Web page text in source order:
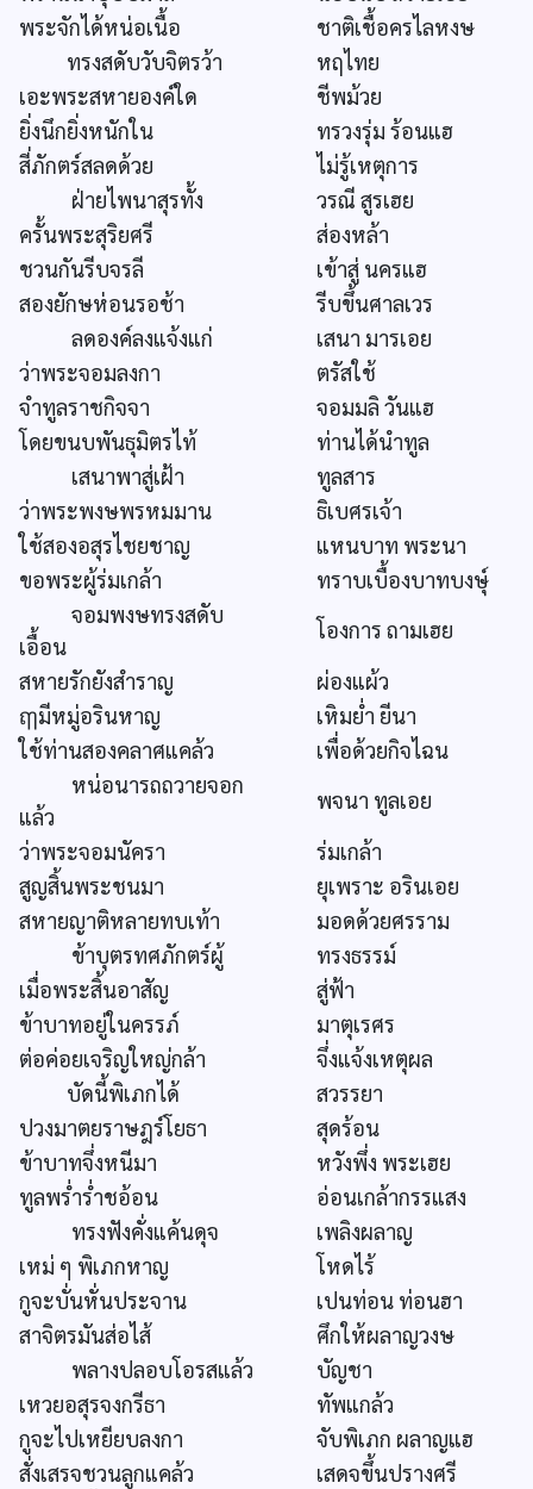
พระจักได้หน่อเนื้อ
ชาติเชื้อครไลหงษ
ทรงสดับวับจิตรว้า
หฤไทย
เอะพระสหายองค์ใด
ชีพม้วย
ยิ่งนึกยิ่งหนักใน
ทรวงรุ่ม ร้อนแฮ
สี่ภักตร์สลดด้วย
ไม่รู้เหตุการ
ฝ่ายไพนาสุรทั้ง
วรณี สูรเฮย
ครั้นพระสุริยศรี
ส่องหล้า
ชวนกันรีบจรลี
เข้าสู่ นครแฮ
สองยักษห่อนรอช้า
รีบขึ้นศาลเวร
ลดองค์ลงแจ้งแก่
เสนา มารเอย
ว่าพระจอมลงกา
ตรัสใช้
จำทูลราชกิจจา
จอมมลิ วันแฮ
โดยขนบพันธุมิตรไท้
ท่านได้นำทูล
เสนาพาสู่เฝ้า
ทูลสาร
ว่าพระพงษพรหมมาน
ธิเบศรเจ้า
ใช้สองอสุรไชยชาญ
แหนบาท พระนา
ขอพระผู้ร่มเกล้า
ทราบเบื้องบาทบงษุ์
จอมพงษทรงสดับ
เอื้อน
โองการ ถามเฮย
สหายรักยังสำราญ
ผ่องแผ้ว
ฤๅมีหมู่อรินหาญ
เหิมย่ำ ยีนา
ใช้ท่านสองคลาศแคล้ว
เพื่อด้วยกิจไฉน
หน่อนารถถวายจอก
แล้ว
พจนา ทูลเอย
ว่าพระจอมนัครา
ร่มเกล้า
สูญสิ้นพระชนมา
ยุเพราะ อรินเอย
สหายญาติหลายทบเท้า
มอดด้วยศรราม
ข้าบุตรทศภักตร์ผู้
ทรงธรรม์
เมื่อพระสิ้นอาสัญ
สู่ฟ้า
ข้าบาทอยู่ในครรภ์
มาตุเรศร
ต่อค่อยเจริญใหญ่กล้า
จึ่งแจ้งเหตุผล
บัดนี้พิเภกได้
สวรรยา
ปวงมาตยราษฎร์โยธา
สุดร้อน
ข้าบาทจึ่งหนีมา
หวังพึ่ง พระเฮย
ทูลพร่ำร่ำชอ้อน
อ่อนเกล้ากรรแสง
ทรงฟังคั่งแค้นดุจ
เพลิงผลาญ
เหม่ ๆ พิเภกหาญ
โหดไร้
กูจะบั่นหั่นประจาน
เปนท่อน ท่อนฮา
สาจิตรมันส่อไส้
ศึกให้ผลาญวงษ
พลางปลอบโอรสแล้ว
บัญชา
เหวยอสุรจงกรีธา
ทัพแกล้ว
กูจะไปเหยียบลงกา
จับพิเภก ผลาญแฮ
สั่งเสรจชวนลูกแคล้ว
เสดจขึ้นปรางศรี